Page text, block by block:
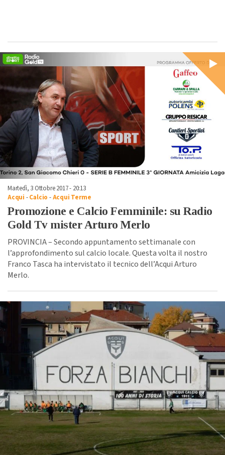
Martedì, 3 Ottobre 2017 - 20:13
Acqui -Calcio -Acqui Terme
Promozione e Calcio Femminile: su Radio
Gold Tv mister Arturo Merlo
PROVINCIA – Secondo appuntamento settimanale con
l’approfondimento sul calcio locale. Questa volta il nostro
Franco Tasca ha intervistato il tecnico dell’Acqui Arturo
Merlo.